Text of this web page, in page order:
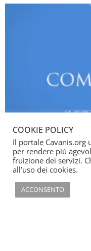
COOKIE POLICY
Il portale Cavanis.org
per rendere più
fruizione dei servizi.
all’uso dei cookies.
ACCONSENTO